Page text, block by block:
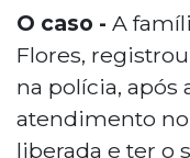
O caso - A
Flores,
na polícia,
atendimento
liberada e ter o